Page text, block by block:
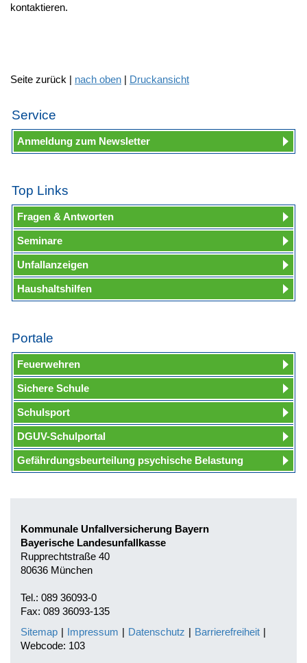
kontaktieren.
Seite zurück | nach oben | Druckansicht
Service
Anmeldung zum Newsletter
Top Links
Fragen & Antworten
Seminare
Unfallanzeigen
Haushaltshilfen
Portale
Feuerwehren
Sichere Schule
Schulsport
DGUV-Schulportal
Gefährdungsbeurteilung psychische Belastung
Kommunale Unfallversicherung Bayern
Bayerische Landesunfallkasse
Rupprechtstraße 40
80636 München
Tel.: 089 36093-0
Fax: 089 36093-135
Sitemap | Impressum | Datenschutz | Barrierefreiheit |
Webcode: 103